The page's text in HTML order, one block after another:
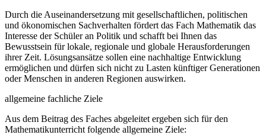
Durch die Auseinandersetzung mit gesellschaftlichen, politischen
und ökonomischen Sachverhalten fördert das Fach Mathematik das
Interesse der Schüler an Politik und schafft bei Ihnen das
Bewusstsein für lokale, regionale und globale Herausforderungen
ihrer Zeit. Lösungsansätze sollen eine nachhaltige Entwicklung
ermöglichen und dürfen sich nicht zu Lasten künftiger Generationen
oder Menschen in anderen Regionen auswirken.
allgemeine fachliche Ziele
Aus dem Beitrag des Faches abgeleitet ergeben sich für den
Mathematikunterricht folgende allgemeine Ziele: